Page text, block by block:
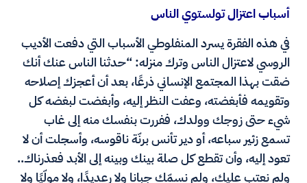
أسباب اعتزال تولستوي الناس
في هذه الفقرة يسرد المنفلوطي الأسباب التي دفعت الأديب
الروسي لاعتزال الناس وترك منزله: “حدثنا الناس عنك أنك
ضقت بهذا المجتمع الإنساني ذرعًا، بعد أن أعجزك إصلاحه
وتقويمه فأبغضته، وعفت النظر إليه، وأبغضت لبغضه كل
شيء حتى زوجك وولدك، ففررت بنفسك منه إلى غاب
تسمع زئير سباعه، أو دير تأنس برنّة ناقوسه، وأسجلت أن لا
تعود إليه، وأن تقطع كل صلة بينك وبينه إلى الأبد فعذرناك..
ولم نعتب عليك، ولم نسمّك جبانا ولا رعديدًا، ولا مولّيًا ولا